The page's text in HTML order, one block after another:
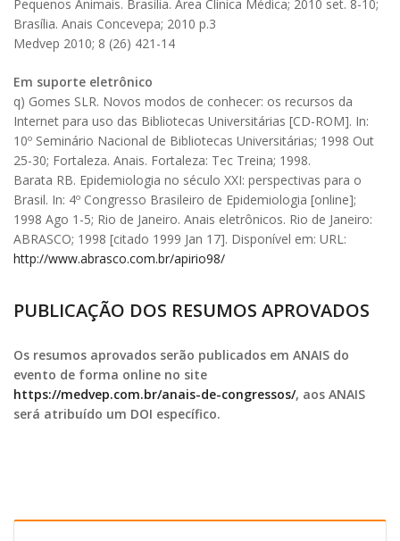
Pequenos Animais. Brasília. Área Clínica Médica; 2010 set. 8-10;
Brasília. Anais Concevepa; 2010 p.3
Medvep 2010; 8 (26) 421-14
Em suporte eletrônico
q) Gomes SLR. Novos modos de conhecer: os recursos da
Internet para uso das Bibliotecas Universitárias [CD-ROM]. In:
10º Seminário Nacional de Bibliotecas Universitárias; 1998 Out
25-30; Fortaleza. Anais. Fortaleza: Tec Treina; 1998.
Barata RB. Epidemiologia no século XXI: perspectivas para o
Brasil. In: 4º Congresso Brasileiro de Epidemiologia [online];
1998 Ago 1-5; Rio de Janeiro. Anais eletrônicos. Rio de Janeiro:
ABRASCO; 1998 [citado 1999 Jan 17]. Disponível em: URL:
http://www.abrasco.com.br/apirio98/
PUBLICAÇÃO DOS RESUMOS APROVADOS
Os resumos aprovados serão publicados em ANAIS do
evento de forma online no site
https://medvep.com.br/anais-de-congressos/, aos ANAIS
será atribuído um DOI específico.